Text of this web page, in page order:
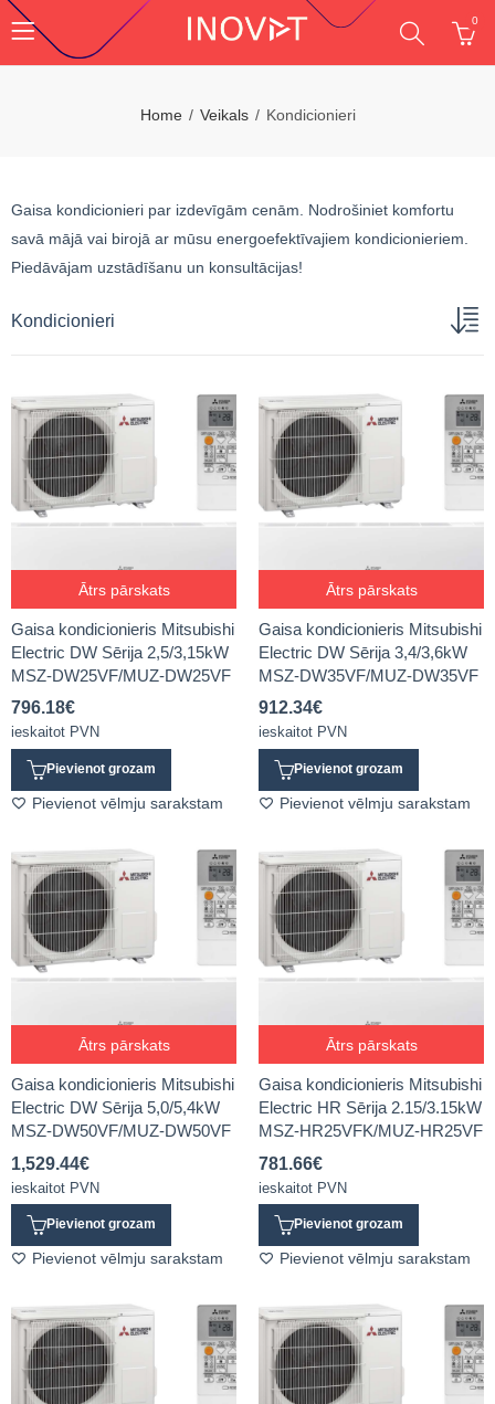
0
Home Veikals Kondicionieri
Gaisa kondicionieri par izdevīgām cenām. Nodrošiniet komfortu
savā mājā vai birojā ar mūsu energoefektīvajiem kondicionieriem.
Piedāvājam uzstādīšanu un konsultācijas!
Kondicionieri
Ātrs pārskats
Gaisa kondicionieris Mitsubishi
Electric DW Sērija 2,5/3,15kW
MSZ-DW25VF/MUZ-DW25VF
796.18€
ieskaitot PVN
Pievienot grozam
Pievienot vēlmju sarakstam
Ātrs pārskats
Gaisa kondicionieris Mitsubishi
Electric DW Sērija 3,4/3,6kW
MSZ-DW35VF/MUZ-DW35VF
912.34€
ieskaitot PVN
Pievienot grozam
Pievienot vēlmju sarakstam
Ātrs pārskats
Gaisa kondicionieris Mitsubishi
Electric DW Sērija 5,0/5,4kW
MSZ-DW50VF/MUZ-DW50VF
1,529.44€
ieskaitot PVN
Pievienot grozam
Pievienot vēlmju sarakstam
Ātrs pārskats
Gaisa kondicionieris Mitsubishi
Electric HR Sērija 2.15/3.15kW
MSZ-HR25VFK/MUZ-HR25VF
781.66€
ieskaitot PVN
Pievienot grozam
Pievienot vēlmju sarakstam